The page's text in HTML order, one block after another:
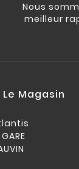
Nous
meilleur
Magasin